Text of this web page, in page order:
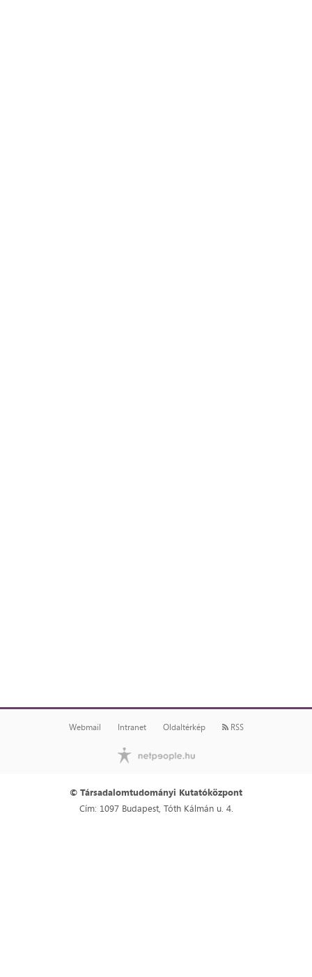
Webmail Intranet Oldaltérkép RSS
© Társadalomtudományi Kutatóközpont
Cím: 1097 Budapest, Tóth Kálmán u. 4.